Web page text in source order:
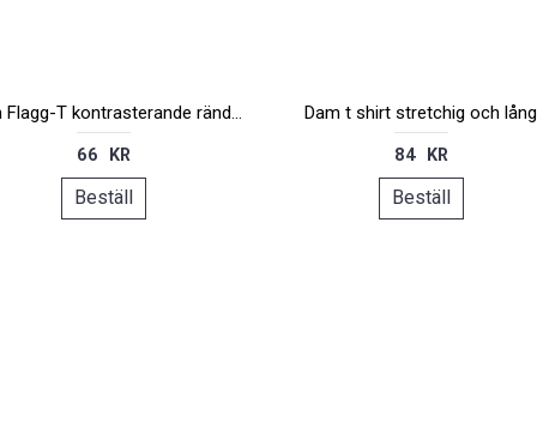
Dam Flagg-T kontrasterande ränder
66 KR
Beställ
Dam t shirt stretchig och lång
84 KR
Beställ